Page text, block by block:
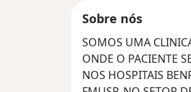
Sobre nós
SOMOS UMA
ONDE O PACIENTE
NOS HOSPITAIS